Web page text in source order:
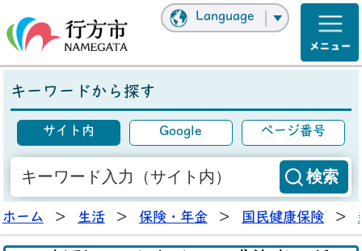
Language
キーワードから探す
サイト内 Google ページ番号
ホーム > 生活 > 保険・年金 > 国民健康保険 >